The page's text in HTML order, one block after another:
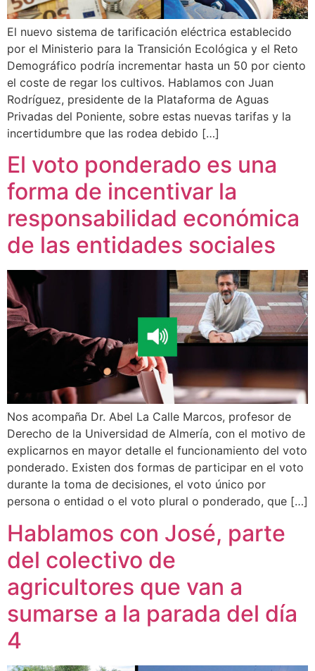
El nuevo sistema de tarificación eléctrica establecido
por el Ministerio para la Transición Ecológica y el Reto
Demográfico podría incrementar hasta un 50 por ciento
el coste de regar los cultivos. Hablamos con Juan
Rodríguez, presidente de la Plataforma de Aguas
Privadas del Poniente, sobre estas nuevas tarifas y la
incertidumbre que las rodea debido […]
El voto ponderado es una
forma de incentivar la
responsabilidad económica
de las entidades sociales
Nos acompaña Dr. Abel La Calle Marcos, profesor de
Derecho de la Universidad de Almería, con el motivo de
explicarnos en mayor detalle el funcionamiento del voto
ponderado. Existen dos formas de participar en el voto
durante la toma de decisiones, el voto único por
persona o entidad o el voto plural o ponderado, que […]
Hablamos con José, parte
del colectivo de
agricultores que van a
sumarse a la parada del día
4